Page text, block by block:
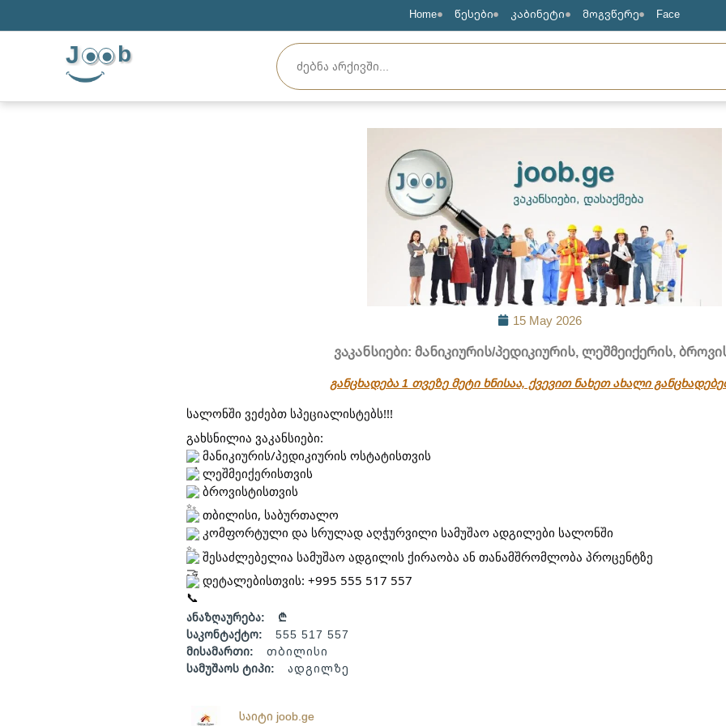
Home წესები კაბინეტი მოგვწერე Face
J b
15 May 2026
ვაკანსიები: მანიკიურის/პედიკიურის, ლეშმეიქერის,
განცხადება 1 თვეზე მეტი ხნისაა, ქვევით ნახეთ ახალი
სალონში ვეძებთ სპეციალისტებს!!!
გახსნილია ვაკანსიები:
მანიკიურის/პედიკიურის ოსტატისთვის
ლეშმეიქერისთვის
ბროვისტისთვის
თბილისი, საბურთალო
კომფორტული და სრულად აღჭურვილი სამუშაო ადგილები სალონში
შესაძლებელია სამუშაო ადგილის ქირაობა ან თანამშრომლობა პროცენტზე
დეტალებისთვის: +995 555 517 557
ანაზღაურება:
₾
საკონტაქტო:
555 517 557
მისამართი:
თბილისი
სამუშაოს ტიპი:
ადგილზე
საიტი joob.ge